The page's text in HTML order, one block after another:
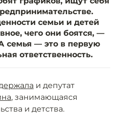
семьи и детей
чего они боятся, —
семья — это в первую
ответственность.
и депутат
, занимающаяся
и детства.